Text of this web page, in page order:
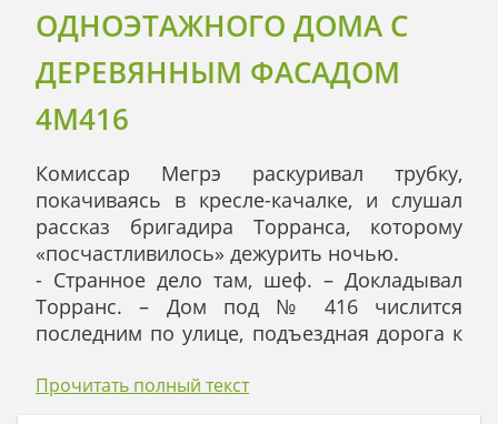
ОДНОЭТАЖНОГО ДОМА С
ДЕРЕВЯННЫМ ФАСАДОМ
4M416
Комиссар Мегрэ раскуривал трубку,
покачиваясь в кресле-качалке, и слушал
рассказ бригадира Торранса, которому
«посчастливилось» дежурить ночью.
- Странное дело там, шеф. – Докладывал
Торранс. – Дом под № 416 числится
последним по улице, подъездная дорога к
дремучий лес, сквозь который не ведет ни
Прочитать полный текст